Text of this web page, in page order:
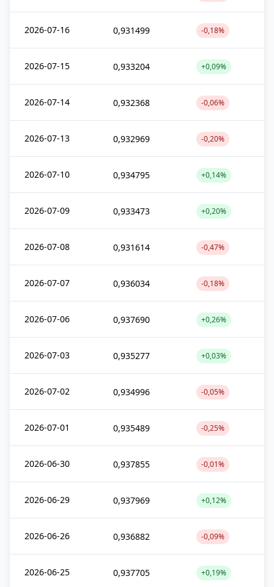
2026-07-16 0,931499 -0,18%
2026-07-15 0,933204 +0,09%
2026-07-14 0,932368 -0,06%
2026-07-13 0,932969 -0,20%
2026-07-10 0,934795 +0,14%
2026-07-09 0,933473 +0,20%
2026-07-08 0,931614 -0,47%
2026-07-07 0,936034 -0,18%
2026-07-06 0,937690 +0,26%
2026-07-03 0,935277 +0,03%
2026-07-02 0,934996 -0,05%
2026-07-01 0,935489 -0,25%
2026-06-30 0,937855 -0,01%
2026-06-29 0,937969 +0,12%
2026-06-26 0,936882 -0,09%
2026-06-25 0,937705 +0,19%